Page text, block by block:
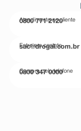
Atendimento ao cliente
0800 771 2120
Entre em contato
sac@drogal.com.br
Compre pelo telefone
0800 347 0000